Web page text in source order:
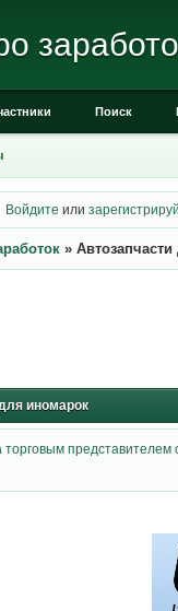
Поиск
Войдите или
»
иномарок
торговым представителем